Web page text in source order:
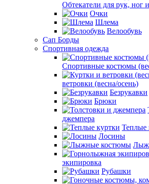
Обтекатели для рук, ног
Очки
Шлема
Велообувь
Сап Борды
Спортивная одежда
Спортивные костюмы
ветровки (весна/осень)
Безрукавки
Брюки
джемпера
Теплые
Лосины
экипировка
Рубашки